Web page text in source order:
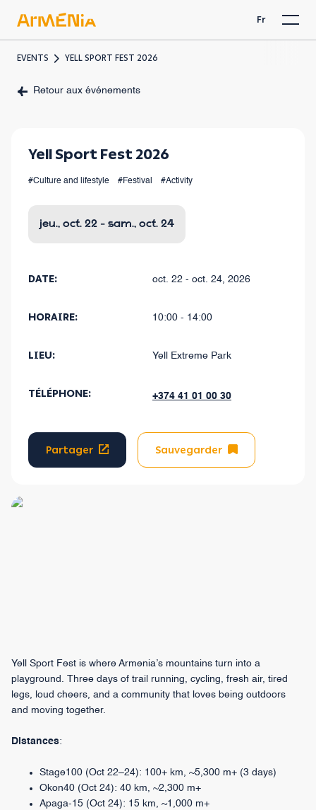
Fr
EVENTS YELL SPORT FEST 2026
Retour aux événements
Yell Sport Fest 2026
#Culture and lifestyle #Festival #Activity
jeu., oct. 22 - sam., oct. 24
DATE: oct. 22 - oct. 24, 2026
HORAIRE: 10:00 - 14:00
LIEU: Yell Extreme Park
TÉLÉPHONE: +374 41 01 00 30
Partager Sauvegarder
Yell Sport Fest is where Armenia’s mountains turn into a
playground. Three days of trail running, cycling, fresh air, tired
legs, loud cheers, and a community that loves being outdoors
and moving together.
Distances:
Stage100 (Oct 22–24): 100+ km, ~5,300 m+ (3 days)
Okon40 (Oct 24): 40 km, ~2,300 m+
Apaga-15 (Oct 24): 15 km, ~1,000 m+